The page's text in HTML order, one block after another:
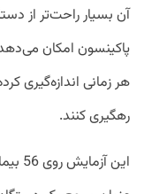
آن بسیار راحت‌تر از
پاکینسون امکان
هر زمانی اندازه‌گیری
رهگیری کنند.